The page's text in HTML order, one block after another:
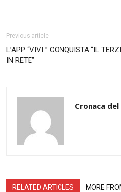
Previous article
L’APP “VIVI ” CONQUISTA “IL
IN RETE”
Cronaca
RELATED ARTICLES MORE